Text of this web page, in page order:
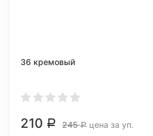
36 кремовый
210 Р 245Р цена за уп.